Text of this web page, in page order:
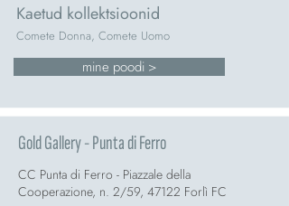
Kaetud kollektsioonid
Comete Donna, Comete Uomo
mine poodi >
Gold Gallery - Punta di Ferro
CC Punta di Ferro - Piazzale della
Cooperazione, n. 2/59, 47122 Forlì FC